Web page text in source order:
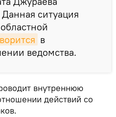
ситуация
в
ведомства.
внутреннюю
действий со